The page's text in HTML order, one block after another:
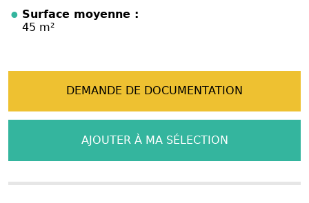
Surface moyenne :
45 m²
DEMANDE DE DOCUMENTATION
AJOUTER À MA SÉLECTION